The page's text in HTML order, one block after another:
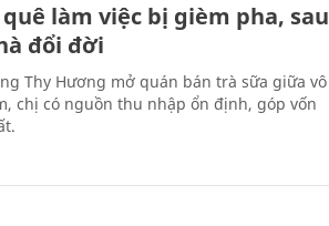
làm việc bị gièm pha, sau
đổi đời
Thy Hương mở quán bán trà sữa giữa vô
chị có nguồn thu nhập ổn định, góp vốn